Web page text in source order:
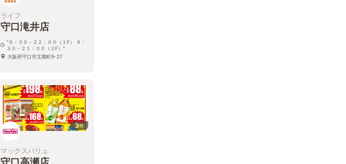
ライフ
守口滝井店
"９：３０－２２：００（１F） ９：
３０－２１：００（２F）"
大阪府守口市文園町9-27
3枚
マックスバリュ